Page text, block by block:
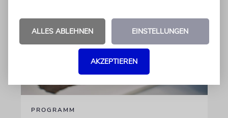
PROGRAMM
ALLES ABLEHNEN EINSTELLUNGEN
AKZEPTIEREN